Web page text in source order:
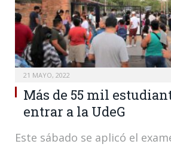
21 MAYO, 2022
Más de 55 mil
entrar a la UdeG
Este sábado se aplicó el